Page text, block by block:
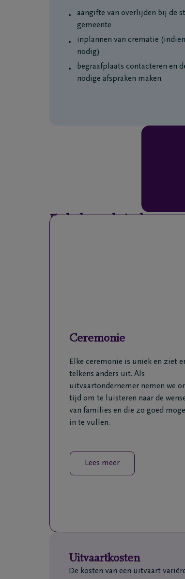
aangifte van overlijden bij de
gemeente
inplannen van crematie (indien
nodig)
begraafplaats contacteren en
nodige afspraken maken.
Enkele praktische
Ceremonie
Elke ceremonie is uniek en ziet
telkens anders uit. Als
uitvaartondernemer nemen we
tijd om te luisteren naar de
van families en die zo goed
in te vullen.
Lees meer
Uitvaartkosten
De kosten van een uitvaart